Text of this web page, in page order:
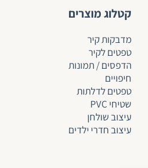
קטלוג מוצרים
מדבקות קיר
טפטים לקיר
הדפסים / תמונות
חיפויים
טפטים לדלתות
שטיחי PVC
עיצוב שולחן
עיצוב חדרי ילדים